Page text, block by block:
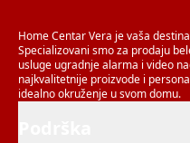
Home Centar Vera je vaša
Specializovani smo za prodaju
usluge ugradnje alarma i video
najkvalitetnije proizvode i
idealno okruženje u svom domu.